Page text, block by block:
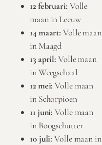
12 februari: Volle
maan in Leeuw
14 maart: Volle maan
in Maagd
13 april: Volle maan
in Weegschaal
12 mei: Volle maan
in Schorpioen
11 juni: Volle maan
in Boogschutter
10 juli: Volle maan in